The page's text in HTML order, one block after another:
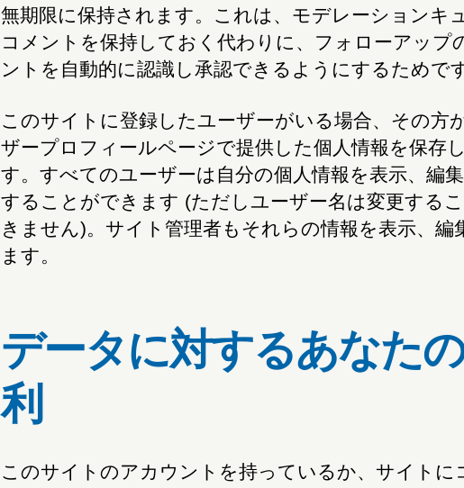
無期限に保持されます。これは、モデレーションキ
コメントを保持しておく代わりに、フォローアップ
ントを自動的に認識し承認できるようにするためです
このサイトに登録したユーザーがいる場合、その方
ザープロフィールページで提供した個人情報を保存
す。すべてのユーザーは自分の個人情報を表示、編
することができます (ただしユーザー名は変更する
きません)。サイト管理者もそれらの情報を表示、編
ます。
データに対するあなた
利
このサイトのアカウントを持っているか、サイトに